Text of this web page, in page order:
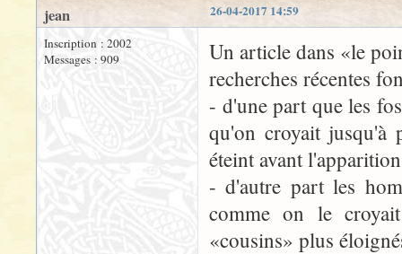
26-04-2017 14:59
jean
Inscription : 2002
Messages : 909
Un article dans «le
recherches récentes
- d'une part que les
qu'on croyait jusqu'à
éteint avant
- d'autre part les
comme on le
«cousins» plus